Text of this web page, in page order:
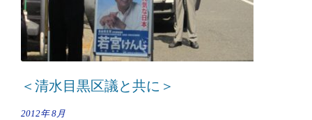
＜清水目黒区議と共に＞
2012年 8月